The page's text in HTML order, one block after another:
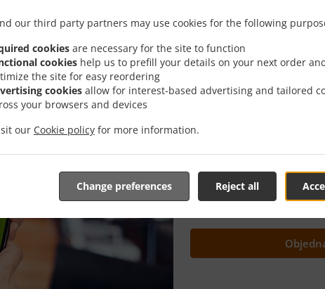
our third party partners may use cookies for the following
cookies are necessary for the site to function
cookies help us to prefill your details on your next order
the site for easy reordering
cookies allow for interest-based advertising and tailored
your browsers and devices
our Cookie policy for more information.
Reject all
Change preferences
prístupy, aby vaše zážitky v našej reštaurácii boli
jedlo vopred a maťho
vy.
Svoju objednávku máte
super?